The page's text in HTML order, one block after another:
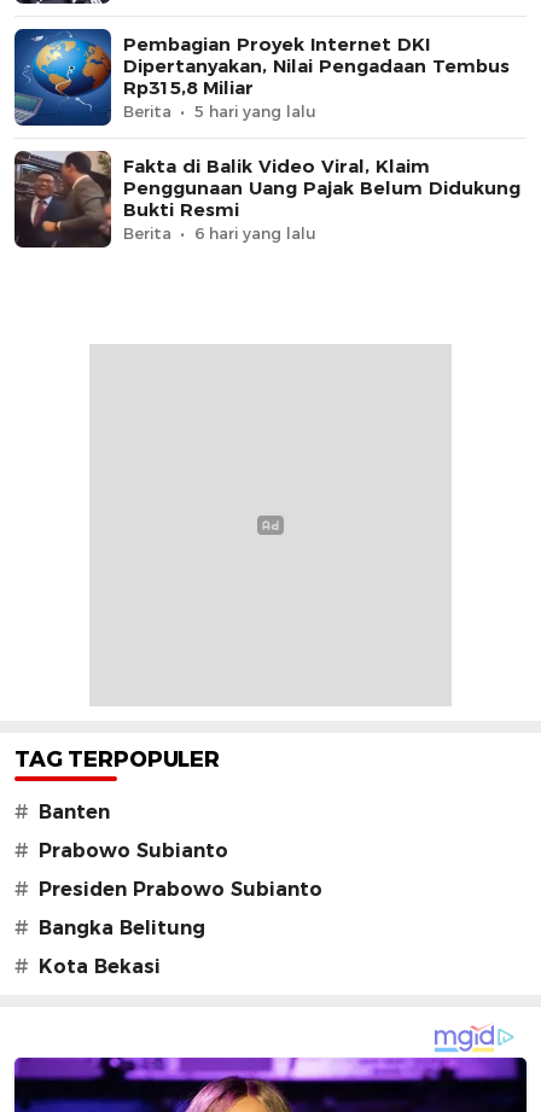
Pembagian Proyek Internet DKI
Dipertanyakan, Nilai Pengadaan Tembus
Rp315,8 Miliar
Berita 5 hari yang lalu
Fakta di Balik Video Viral, Klaim
Penggunaan Uang Pajak Belum Didukung
Bukti Resmi
Berita 6 hari yang lalu
TAG TERPOPULER
# Banten
# Prabowo Subianto
# Presiden Prabowo Subianto
# Bangka Belitung
# Kota Bekasi